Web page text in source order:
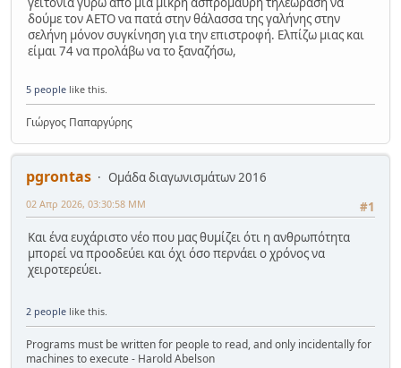
δούμε τον ΑΕΤΟ να πατά στην θάλασσα της γαλήνης στην
σελήνη μόνον συγκίνηση για την επιστροφή. Ελπίζω μιας και
είμαι 74 να προλάβω να το ξαναζήσω,
5 people like this.
Γιώργος Παπαργύρης
pgrontas
Ομάδα διαγωνισμάτων 2016
#1
02 Απρ 2026, 03:30:58 ΜΜ
Και ένα ευχάριστο νέο που μας θυμίζει ότι η ανθρωπότητα
μπορεί να προοδεύει και όχι όσο περνάει ο χρόνος να
χειροτερεύει.
2 people like this.
Programs must be written for people to read, and only incidentally for
machines to execute - Harold Abelson